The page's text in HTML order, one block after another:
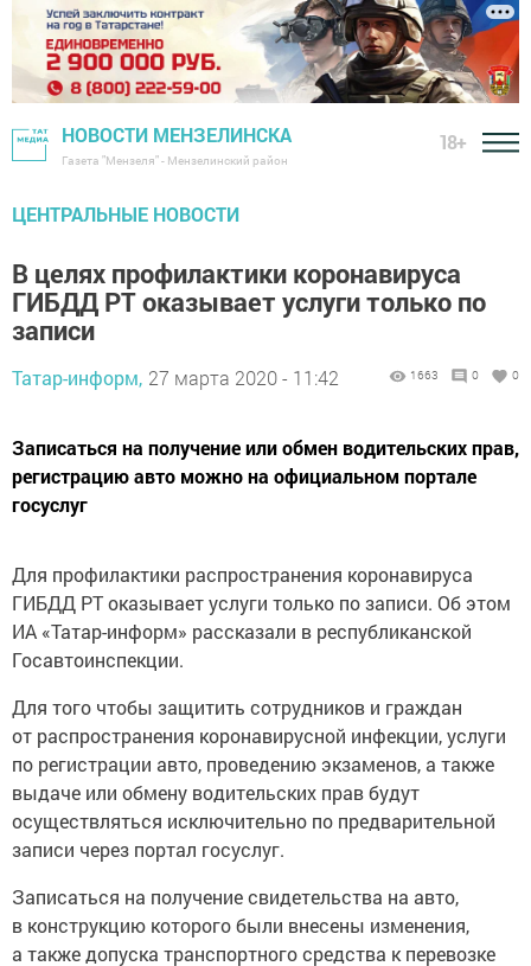
НОВОСТИ МЕНЗЕЛИНСКА
Газета "Мензеля" - Мензелинский район
18+
ЦЕНТРАЛЬНЫЕ НОВОСТИ
В целях профилактики коронавируса
ГИБДД РТ оказывает услуги только по
записи
Татар-информ, 27 марта 2020 - 11:42 1663 0 0
Записаться на получение или обмен водительских прав,
регистрацию авто можно на официальном портале
госуслуг
Для профилактики распространения коронавируса
ГИБДД РТ оказывает услуги только по записи. Об этом
ИА «Татар-информ» рассказали в республиканской
Госавтоинспекции.
Для того чтобы защитить сотрудников и граждан
от распространения коронавирусной инфекции, услуги
по регистрации авто, проведению экзаменов, а также
выдаче или обмену водительских прав будут
осуществляться исключительно по предварительной
записи через портал госуслуг.
Записаться на получение свидетельства на авто,
в конструкцию которого были внесены изменения,
а также допуска транспортного средства к перевозке